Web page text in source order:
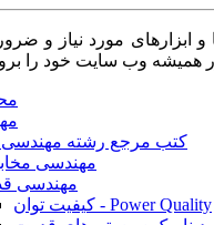
ابزارهای مورد نیاز و
کتب مرجع رشته مهندسی
مهندسی
مهندسی
کیفیت توان - Power Quality